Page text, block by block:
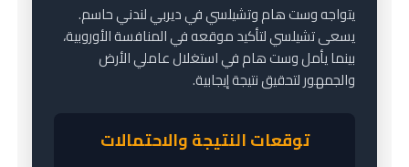
يتواجه وست هام وتشيلسي في ديربي لندني حاسم.
يسعى تشيلسي لتأكيد موقعه في المنافسة الأوروبية،
بينما يأمل وست هام في استغلال عاملي الأرض
والجمهور لتحقيق نتيجة إيجابية.
توقعات النتيجة والاحتمالات